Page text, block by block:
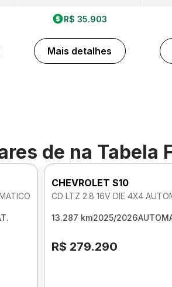
R$ 35.903
Mais detalhes
de na Tabela
CHEVROLET S10
CD LTZ 2.8 16V DIE 4X4
13.287 km2025/2026
R$ 279.290